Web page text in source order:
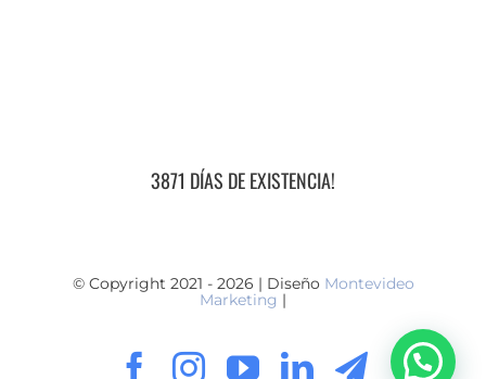
3871 DÍAS DE EXISTENCIA!
© Copyright 2021 - 2026 | Diseño Montevideo
Marketing |